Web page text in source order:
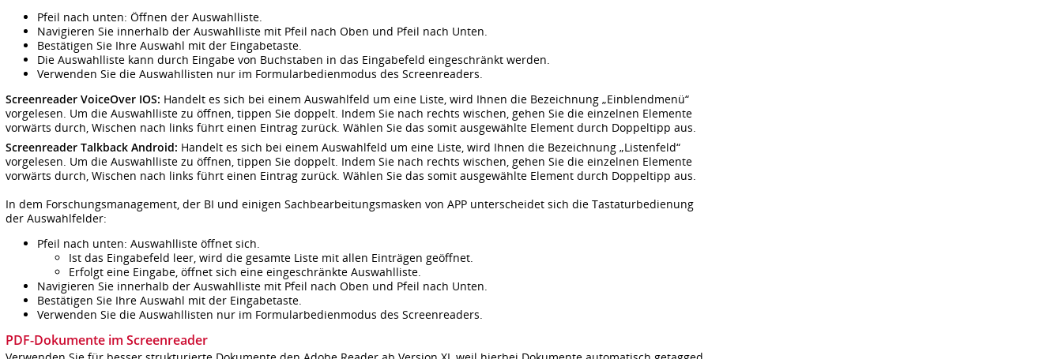
Pfeil nach unten: Öffnen der Auswahlliste.
Navigieren Sie innerhalb der Auswahlliste mit Pfeil nach Oben und Pfeil nach Unten.
Bestätigen Sie Ihre Auswahl mit der Eingabetaste.
Die Auswahlliste kann durch Eingabe von Buchstaben in das Eingabefeld eingeschränkt werden.
Verwenden Sie die Auswahllisten nur im Formularbedienmodus des Screenreaders.
Screenreader VoiceOver IOS: Handelt es sich bei einem Auswahlfeld um eine Liste, wird Ihnen die Bezeichnung „Einblendmenü“
vorgelesen. Um die Auswahlliste zu öffnen, tippen Sie doppelt. Indem Sie nach rechts wischen, gehen Sie die einzelnen Elemente
vorwärts durch, Wischen nach links führt einen Eintrag zurück. Wählen Sie das somit ausgewählte Element durch Doppeltipp aus.
Screenreader Talkback Android: Handelt es sich bei einem Auswahlfeld um eine Liste, wird Ihnen die Bezeichnung „Listenfeld“
vorgelesen. Um die Auswahlliste zu öffnen, tippen Sie doppelt. Indem Sie nach rechts wischen, gehen Sie die einzelnen Elemente
vorwärts durch, Wischen nach links führt einen Eintrag zurück. Wählen Sie das somit ausgewählte Element durch Doppeltipp aus.
In dem Forschungsmanagement, der BI und einigen Sachbearbeitungsmasken von APP unterscheidet sich die Tastaturbedienung
der Auswahlfelder:
Pfeil nach unten: Auswahlliste öffnet sich.
Ist das Eingabefeld leer, wird die gesamte Liste mit allen Einträgen geöffnet.
Erfolgt eine Eingabe, öffnet sich eine eingeschränkte Auswahlliste.
Navigieren Sie innerhalb der Auswahlliste mit Pfeil nach Oben und Pfeil nach Unten.
Bestätigen Sie Ihre Auswahl mit der Eingabetaste.
Verwenden Sie die Auswahllisten nur im Formularbedienmodus des Screenreaders.
PDF-Dokumente im Screenreader